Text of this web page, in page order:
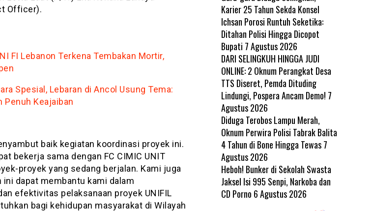
Officer).
FI Lebanon Terkena Tembakan Mortir,
Spesial, Lebaran di Ancol Usung Tema:
Penuh Keajaiban
baik kegiatan koordinasi proyek ini.
bekerja sama dengan FC CIMIC UNIT
proyek yang sedang berjalan. Kami juga
ini dapat membantu kami dalam
efektivitas pelaksanaan proyek UNIFIL
bagi kehidupan masyarakat di Wilayah
Karier 25 Tahun Sekda Konsel
Ichsan Porosi Runtuh Seketika:
Ditahan Polisi Hingga Dicopot
Bupati 7 Agustus 2026
DARI SELINGKUH HINGGA JUDI
ONLINE: 2 Oknum Perangkat Desa
TTS Diseret, Pemda Dituding
Lindungi, Pospera Ancam Demo! 7
Agustus 2026
Diduga Terobos Lampu Merah,
Oknum Perwira Polisi Tabrak Balita
4 Tahun di Bone Hingga Tewas 7
Agustus 2026
Heboh! Bunker di Sekolah Swasta
Jaksel Isi 995 Senpi, Narkoba dan
CD Porno 6 Agustus 2026